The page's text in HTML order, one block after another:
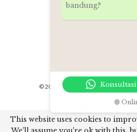
© 2026 - PT.MSM Tiga Matra Satra. All
This website uses cookies to
// Rich snippet google
bandung?
🟢